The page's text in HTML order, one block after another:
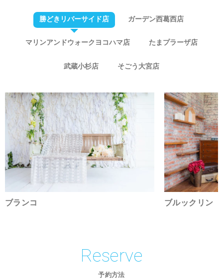
勝どきリバーサイド店 ガーデン西葛西店
マリンアンドウォークヨコハマ店 たまプラーザ店
武蔵小杉店 そごう大宮店
ブランコ ブルックリン
Reserve
予約方法